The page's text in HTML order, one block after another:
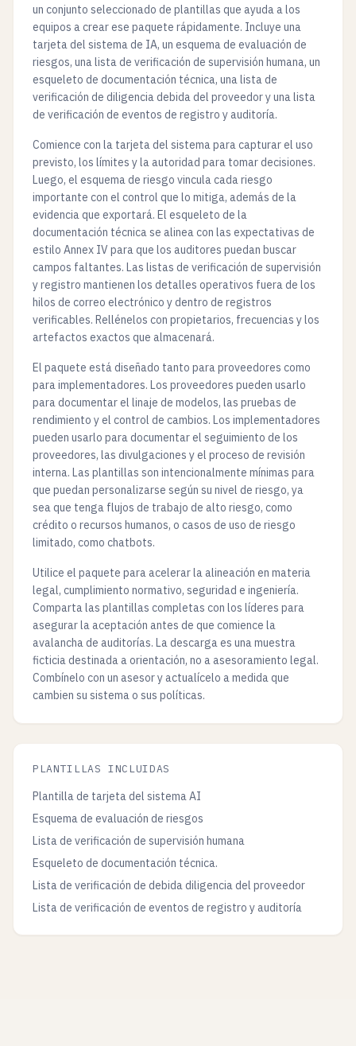
un conjunto seleccionado de plantillas que ayuda a los
equipos a crear ese paquete rápidamente. Incluye una
tarjeta del sistema de IA, un esquema de evaluación de
riesgos, una lista de verificación de supervisión humana, un
esqueleto de documentación técnica, una lista de
verificación de diligencia debida del proveedor y una lista
de verificación de eventos de registro y auditoría.
Comience con la tarjeta del sistema para capturar el uso
previsto, los límites y la autoridad para tomar decisiones.
Luego, el esquema de riesgo vincula cada riesgo
importante con el control que lo mitiga, además de la
evidencia que exportará. El esqueleto de la
documentación técnica se alinea con las expectativas de
estilo Annex IV para que los auditores puedan buscar
campos faltantes. Las listas de verificación de supervisión
y registro mantienen los detalles operativos fuera de los
hilos de correo electrónico y dentro de registros
verificables. Rellénelos con propietarios, frecuencias y los
artefactos exactos que almacenará.
El paquete está diseñado tanto para proveedores como
para implementadores. Los proveedores pueden usarlo
para documentar el linaje de modelos, las pruebas de
rendimiento y el control de cambios. Los implementadores
pueden usarlo para documentar el seguimiento de los
proveedores, las divulgaciones y el proceso de revisión
interna. Las plantillas son intencionalmente mínimas para
que puedan personalizarse según su nivel de riesgo, ya
sea que tenga flujos de trabajo de alto riesgo, como
crédito o recursos humanos, o casos de uso de riesgo
limitado, como chatbots.
Utilice el paquete para acelerar la alineación en materia
legal, cumplimiento normativo, seguridad e ingeniería.
Comparta las plantillas completas con los líderes para
asegurar la aceptación antes de que comience la
avalancha de auditorías. La descarga es una muestra
ficticia destinada a orientación, no a asesoramiento legal.
Combínelo con un asesor y actualícelo a medida que
cambien su sistema o sus políticas.
PLANTILLAS INCLUIDAS
Plantilla de tarjeta del sistema AI
Esquema de evaluación de riesgos
Lista de verificación de supervisión humana
Esqueleto de documentación técnica.
Lista de verificación de debida diligencia del proveedor
Lista de verificación de eventos de registro y auditoría